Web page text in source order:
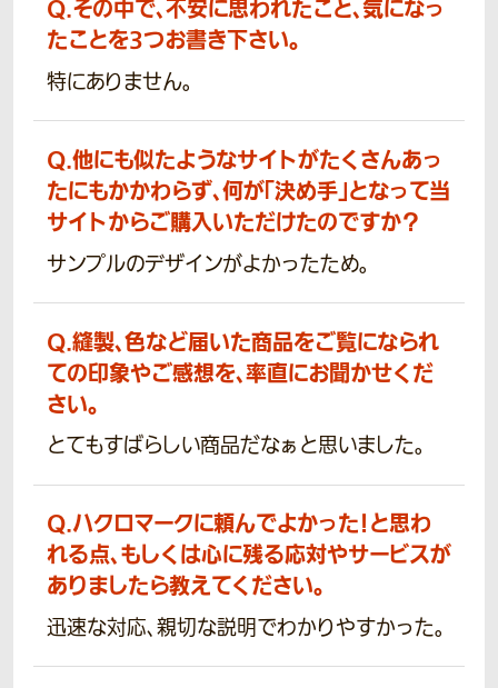
Q.その中で、不安に思われたこと、気になっ
たことを3つお書き下さい。
特にありません。
Q.他にも似たようなサイトがたくさんあっ
たにもかかわらず、何が「決め手」となって当
サイトからご購入いただけたのですか？
サンプルのデザインがよかったため。
Q.縫製、色など届いた商品をご覧になられ
ての印象やご感想を、率直にお聞かせくだ
さい。
とてもすばらしい商品だなぁと思いました。
Q.ハクロマークに頼んでよかった！と思わ
れる点、もしくは心に残る応対やサービスが
ありましたら教えてください。
迅速な対応、親切な説明でわかりやすかった。